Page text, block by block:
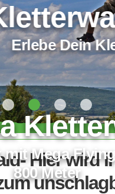
Mega
800 Meter
Hier wird